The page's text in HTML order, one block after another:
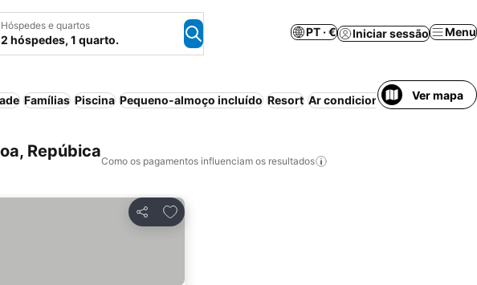
Hóspedes e quartos
2 hóspedes, 1 quarto.
PT · € Iniciar sessão Menu
Famílias Piscina Pequeno-almoço incluído Resort Ar condicionado Wi-fi
Ver mapa
Repúbica
Como os pagamentos influenciam os resultados
Partilhar
Adicionar aos favoritos